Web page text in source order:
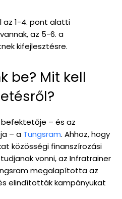
az 1-4. pont alatti
az 5-6. a
kifejlesztésre.
be? Mit kell
befektetője – és az
– a Tungsram. Ahhoz, hogy
közösségi finanszírozási
vonni, az Infratrainer
megalapította az
elindították kampányukat